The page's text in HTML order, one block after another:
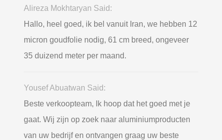
Alireza Mokhtaryan Said:
Hallo, heel goed, ik bel vanuit Iran, we hebben 12
micron goudfolie nodig, 61 cm breed, ongeveer
35 duizend meter per maand.
Yousef Abuatwan Said:
Beste verkoopteam, Ik hoop dat het goed met je
gaat. Wij zijn op zoek naar aluminiumproducten
van uw bedrijf en ontvangen graag uw beste